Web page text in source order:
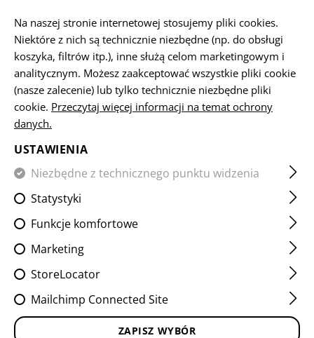
STRONA GŁÓWNA WYPRZEDAŻ OPERATOR COMBAT
OPERATOR COMBAT SHIRT
Na naszej stronie internetowej stosujemy pliki cookies.
Niektóre z nich są technicznie niezbędne (np. do obsługi
koszyka, filtrów itp.), inne służą celom marketingowym i
analitycznym. Możesz zaakceptować wszystkie pliki cookie
(nasze zalecenie) lub tylko technicznie niezbędne pliki
cookie. Przeczytaj więcej informacji na temat ochrony
danych.
USTAWIENIA
Niezbędne z technicznego punktu widzenia
Statystyki
Funkcje komfortowe
Marketing
StoreLocator
Mailchimp Connected Site
ZAPISZ WYBÓR